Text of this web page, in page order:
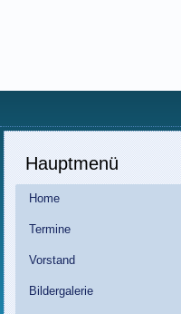
Hauptmenü
Home
Termine
Vorstand
Bildergalerie